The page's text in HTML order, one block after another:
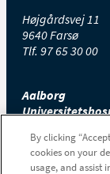
Højgårdsvej 11
9640 Farsø
Tlf. 97 65 30 00
Aalborg
Højtoftevej 2
By clicking
cookies on your
usage, and assist